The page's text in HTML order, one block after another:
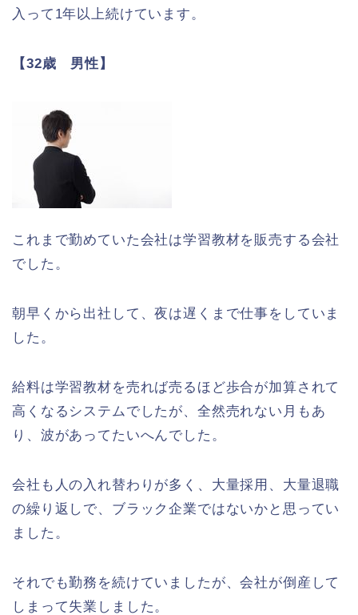
入って1年以上続けています。
【32歳 男性】
これまで勤めていた会社は学習教材を販売する会社
でした。
朝早くから出社して、夜は遅くまで仕事をしていま
した。
給料は学習教材を売れば売るほど歩合が加算されて
高くなるシステムでしたが、全然売れない月もあ
り、波があってたいへんでした。
会社も人の入れ替わりが多く、大量採用、大量退職
の繰り返しで、ブラック企業ではないかと思ってい
ました。
それでも勤務を続けていましたが、会社が倒産して
しまって失業しました。